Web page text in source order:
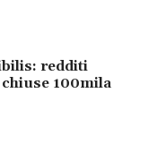
redditi
100mila